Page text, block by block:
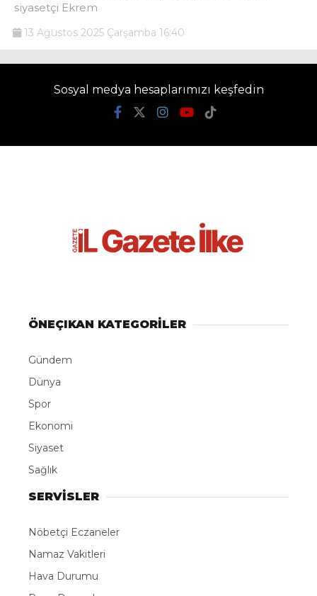
siyasetçi Ekrem
13 Ağustos 2025 Çarşamba 16:40
Sosyal medya hesaplarımızı keşfedin
ÖNEÇIKAN KATEGORİLER
Gündem
Dünya
Spor
Ekonomi
Siyaset
Sağlık
SERVİSLER
Nöbetçi Eczaneler
Namaz Vakitleri
Hava Durumu